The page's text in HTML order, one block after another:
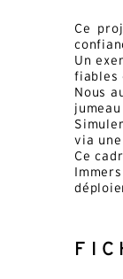
Ce
Un
fiables
Nous
via
Ce